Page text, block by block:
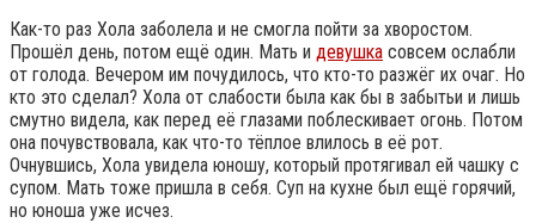
Как-то раз Хола заболела и не смогла пойти за хворостом.
Прошёл день, потом ещё один. Мать и девушка совсем ослабли
от голода. Вечером им почудилось, что кто-то разжёг их очаг. Но
кто это сделал? Хола от слабости была как бы в забытьи и лишь
смутно видела, как перед её глазами поблескивает огонь. Потом
она почувствовала, как что-то тёплое влилось в её рот.
Очнувшись, Хола увидела юношу, который протягивал ей чашку с
супом. Мать тоже пришла в себя. Суп на кухне был ещё горячий,
но юноша уже исчез.